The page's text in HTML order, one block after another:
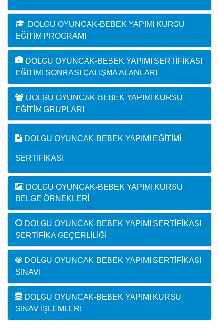
DOLGU OYUNCAK-BEBEK YAPIMI KURSU
EĞITIM PROGRAMI
DOLGU OYUNCAK-BEBEK YAPIMI SERTIFIKASI
EĞITIMI SONRASI ÇALIŞMA ALANLARI
DOLGU OYUNCAK-BEBEK YAPIMI KURSU
EĞITIM GRUPLARI
DOLGU OYUNCAK-BEBEK YAPIMI EĞITIMI
SERTIFIKASI
DOLGU OYUNCAK-BEBEK YAPIMI KURSU
BELGE ÖRNEKLERI
DOLGU OYUNCAK-BEBEK YAPIMI SERTIFIKASI
SERTIFIKA GEÇERLILIĞI
DOLGU OYUNCAK-BEBEK YAPIMI SERTIFIKASI
SINAVI
DOLGU OYUNCAK-BEBEK YAPIMI KURSU
SINAV İŞLEMLERI